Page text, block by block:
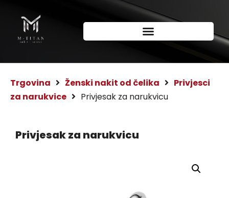
Trgovina Ženski nakit od čelika
Privjesci
za narukvice
Privjesak za narukvicu
Privjesak za narukvicu